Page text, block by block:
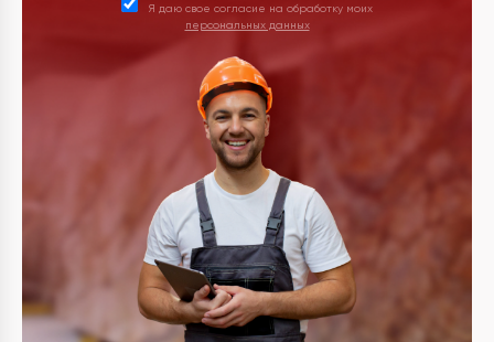
Я даю свое согласие на обработку моих
персональных данных